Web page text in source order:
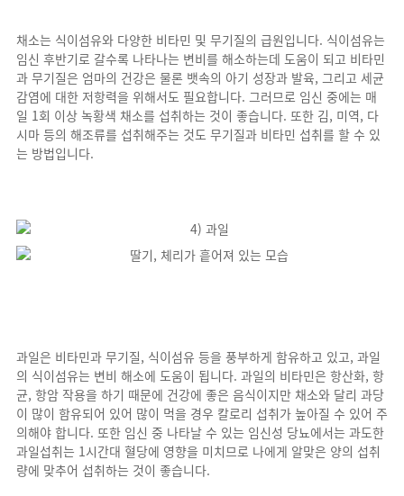
채소는 식이섬유와 다양한 비타민 및 무기질의 급원입니다. 식이섬유는
임신 후반기로 갈수록 나타나는 변비를 해소하는데 도움이 되고 비타민
과 무기질은 엄마의 건강은 물론 뱃속의 아기 성장과 발육, 그리고 세균
감염에 대한 저항력을 위해서도 필요합니다. 그러므로 임신 중에는 매
일 1회 이상 녹황색 채소를 섭취하는 것이 좋습니다. 또한 김, 미역, 다
시마 등의 해조류를 섭취해주는 것도 무기질과 비타민 섭취를 할 수 있
는 방법입니다.
과일은 비타민과 무기질, 식이섬유 등을 풍부하게 함유하고 있고, 과일
의 식이섬유는 변비 해소에 도움이 됩니다. 과일의 비타민은 항산화, 항
균, 항암 작용을 하기 때문에 건강에 좋은 음식이지만 채소와 달리 과당
이 많이 함유되어 있어 많이 먹을 경우 칼로리 섭취가 높아질 수 있어 주
의해야 합니다. 또한 임신 중 나타날 수 있는 임신성 당뇨에서는 과도한
과일섭취는 1시간대 혈당에 영향을 미치므로 나에게 알맞은 양의 섭취
량에 맞추어 섭취하는 것이 좋습니다.